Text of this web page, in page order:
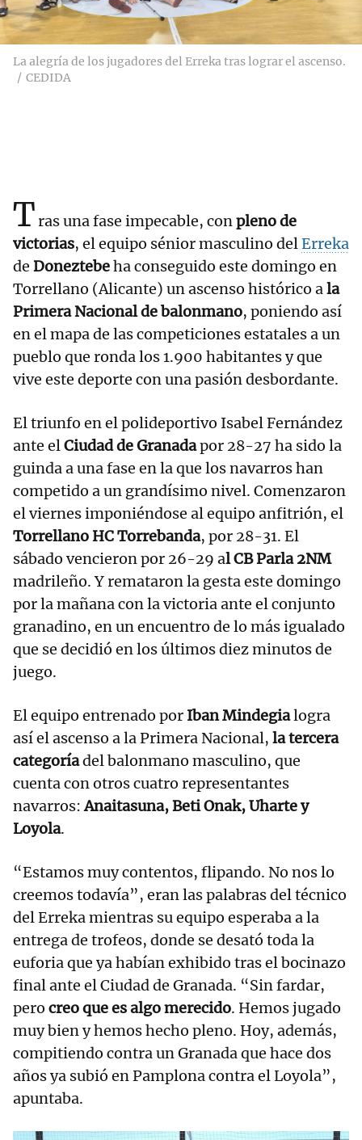
La alegría de los jugadores del Erreka tras lograr el ascenso.
CEDIDA
Tras una fase impecable, conpleno de
victorias, el equipo sénior masculino delErreka
de Doneztebeha conseguido este domingo en
Torrellano (Alicante) un ascenso histórico ala
Primera Nacional de balonmano, poniendo así
en el mapa de las competiciones estatales a un
pueblo que ronda los 1.900 habitantes y que
vive este deporte con una pasión desbordante.
El triunfo en el polideportivo Isabel Fernández
ante elCiudad de Granadapor 28-27 ha sido la
guinda a una fase en la que los navarros han
competido a un grandísimo nivel. Comenzaron
el viernes imponiéndose al equipo anfitrión, el
Torrellano HC Torrebanda, por 28-31. El
sábado vencieron por 26-29 al CB Parla 2NM
madrileño. Y remataron la gesta este domingo
por la mañana con la victoria ante el conjunto
granadino, en un encuentro de lo más igualado
que se decidió en los últimos diez minutos de
juego.
El equipo entrenado por Iban Mindegialogra
así el ascenso a la Primera Nacional, la tercera
categoríadel balonmano masculino, que
cuenta con otros cuatro representantes
navarros:Anaitasuna, Beti Onak, Uharte y
Loyola.
“Estamos muy contentos, flipando. No nos lo
creemos todavía”, eran las palabras del técnico
del Erreka mientras su equipo esperaba a la
entrega de trofeos, donde se desató toda la
euforia que ya habían exhibido tras el bocinazo
final ante el Ciudad de Granada. “Sin fardar,
pero creo que es algo merecido. Hemos jugado
muy bien y hemos hecho pleno. Hoy, además,
compitiendo contra un Granada que hace dos
años ya subió en Pamplona contra el Loyola”,
apuntaba.